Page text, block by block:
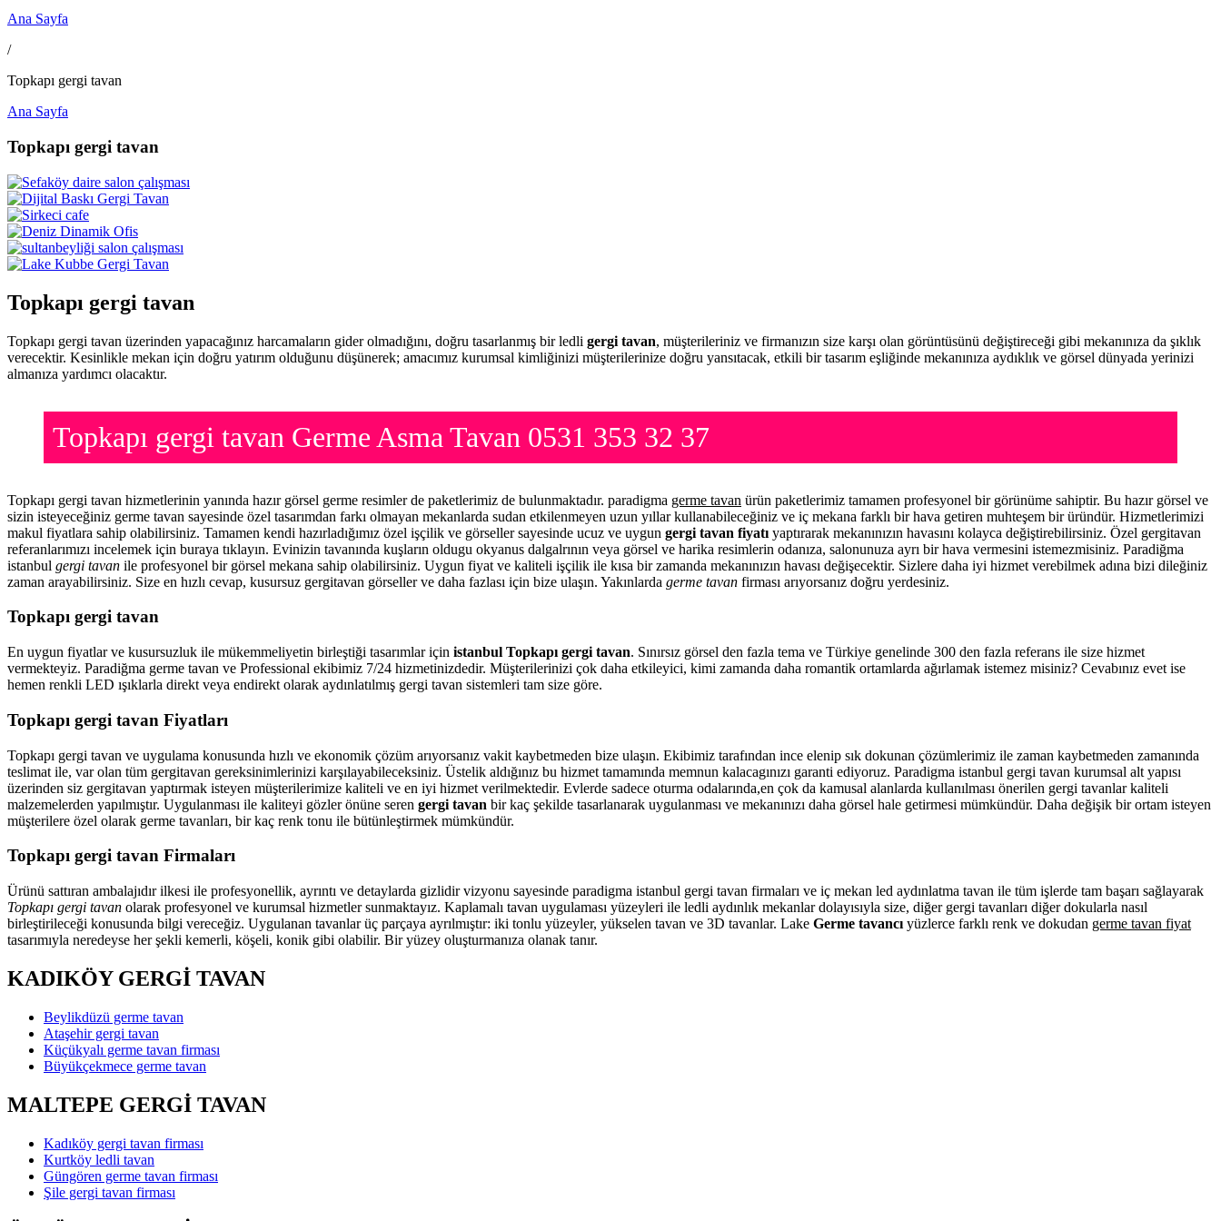
Ana Sayfa
/
Topkapı gergi tavan
Ana Sayfa
Topkapı gergi tavan
Topkapı gergi tavan
Topkapı gergi tavan üzerinden yapacağınız harcamaların gider olmadığını, doğru tasarlanmış bir ledli gergi tavan, müşterileriniz ve firmanızın size karşı olan görüntüsünü değiştireceği gibi mekanınıza da şıklık
verecektir. Kesinlikle mekan için doğru yatırım olduğunu düşünerek; amacımız kurumsal kimliğinizi müşterilerinize doğru yansıtacak, etkili bir tasarım eşliğinde mekanınıza aydıklık ve görsel dünyada yerinizi
almanıza yardımcı olacaktır.
Topkapı gergi tavan Germe Asma Tavan 0531 353 32 37
Topkapı gergi tavan hizmetlerinin yanında hazır görsel germe resimler de paketlerimiz de bulunmaktadır. paradigma germe tavan ürün paketlerimiz tamamen profesyonel bir görünüme sahiptir. Bu hazır görsel ve
sizin isteyeceğiniz germe tavan sayesinde özel tasarımdan farkı olmayan mekanlarda sudan etkilenmeyen uzun yıllar kullanabileceğiniz ve iç mekana farklı bir hava getiren muhteşem bir üründür. Hizmetlerimizi
makul fiyatlara sahip olabilirsiniz. Tamamen kendi hazırladığımız özel işçilik ve görseller sayesinde ucuz ve uygun gergi tavan fiyatı yaptırarak mekanınızın havasını kolayca değiştirebilirsiniz. Özel gergitavan
referanlarımızı incelemek için buraya tıklayın. Evinizin tavanında kuşların oldugu okyanus dalgalrının veya görsel ve harika resimlerin odanıza, salonunuza ayrı bir hava vermesini istemezmisiniz. Paradiğma
istanbul gergi tavan ile profesyonel bir görsel mekana sahip olabilirsiniz. Uygun fiyat ve kaliteli işçilik ile kısa bir zamanda mekanınızın havası değişecektir. Sizlere daha iyi hizmet verebilmek adına bizi dileğiniz
zaman arayabilirsiniz. Size en hızlı cevap, kusursuz gergitavan görseller ve daha fazlası için bize ulaşın. Yakınlarda germe tavan firması arıyorsanız doğru yerdesiniz.
Topkapı gergi tavan
En uygun fiyatlar ve kusursuzluk ile mükemmeliyetin birleştiği tasarımlar için istanbul Topkapı gergi tavan. Sınırsız görsel den fazla tema ve Türkiye genelinde 300 den fazla referans ile size hizmet
vermekteyiz. Paradiğma germe tavan ve Professional ekibimiz 7/24 hizmetinizdedir. Müşterilerinizi çok daha etkileyici, kimi zamanda daha romantik ortamlarda ağırlamak istemez misiniz? Cevabınız evet ise
hemen renkli LED ışıklarla direkt veya endirekt olarak aydınlatılmış gergi tavan sistemleri tam size göre.
Topkapı gergi tavan Fiyatları
Topkapı gergi tavan ve uygulama konusunda hızlı ve ekonomik çözüm arıyorsanız vakit kaybetmeden bize ulaşın. Ekibimiz tarafından ince elenip sık dokunan çözümlerimiz ile zaman kaybetmeden zamanında
teslimat ile, var olan tüm gergitavan gereksinimlerinizi karşılayabileceksiniz. Üstelik aldığınız bu hizmet tamamında memnun kalacagınızı garanti ediyoruz. Paradigma istanbul gergi tavan kurumsal alt yapısı
üzerinden siz gergitavan yaptırmak isteyen müşterilerimize kaliteli ve en iyi hizmet verilmektedir. Evlerde sadece oturma odalarında,en çok da kamusal alanlarda kullanılması önerilen gergi tavanlar kaliteli
malzemelerden yapılmıştır. Uygulanması ile kaliteyi gözler önüne seren gergi tavan bir kaç şekilde tasarlanarak uygulanması ve mekanınızı daha görsel hale getirmesi mümkündür. Daha değişik bir ortam isteyen
müşterilere özel olarak germe tavanları, bir kaç renk tonu ile bütünleştirmek mümkündür.
Topkapı gergi tavan Firmaları
Ürünü sattıran ambalajıdır ilkesi ile profesyonellik, ayrıntı ve detaylarda gizlidir vizyonu sayesinde paradigma istanbul gergi tavan firmaları ve iç mekan led aydınlatma tavan ile tüm işlerde tam başarı sağlayarak
Topkapı gergi tavan olarak profesyonel ve kurumsal hizmetler sunmaktayız. Kaplamalı tavan uygulaması yüzeyleri ile ledli aydınlık mekanlar dolayısıyla size, diğer gergi tavanları diğer dokularla nasıl
birleştirileceği konusunda bilgi vereceğiz. Uygulanan tavanlar üç parçaya ayrılmıştır: iki tonlu yüzeyler, yükselen tavan ve 3D tavanlar. Lake Germe tavancı yüzlerce farklı renk ve dokudan germe tavan fiyat
tasarımıyla neredeyse her şekli kemerli, köşeli, konik gibi olabilir. Bir yüzey oluşturmanıza olanak tanır.
KADIKÖY GERGİ TAVAN
Beylikdüzü germe tavan
Ataşehir gergi tavan
Küçükyalı germe tavan firması
Büyükçekmece germe tavan
MALTEPE GERGİ TAVAN
Kadıköy gergi tavan firması
Kurtköy ledli tavan
Güngören germe tavan firması
Şile gergi tavan firması